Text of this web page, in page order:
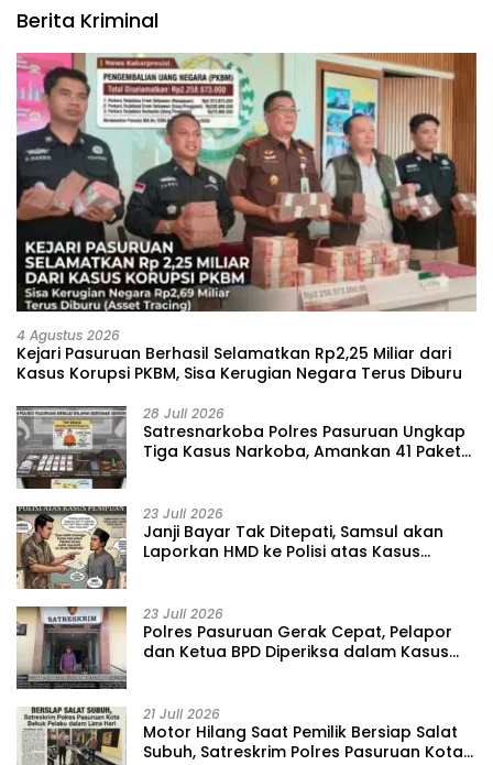
Berita Kriminal
4 Agustus 2026
Kejari Pasuruan Berhasil Selamatkan Rp2,25 Miliar dari
Kasus Korupsi PKBM, Sisa Kerugian Negara Terus Diburu
28 Juli 2026
‎Satresnarkoba Polres Pasuruan Ungkap
Tiga Kasus Narkoba, Amankan 41 Paket
23 Juli 2026
‎Janji Bayar Tak Ditepati, Samsul akan
Laporkan HMD ke Polisi atas Kasus
23 Juli 2026
‎Polres Pasuruan Gerak Cepat, Pelapor
dan Ketua BPD Diperiksa dalam Kasus
21 Juli 2026
‎Motor Hilang Saat Pemilik Bersiap Salat
Subuh, Satreskrim Polres Pasuruan Kota